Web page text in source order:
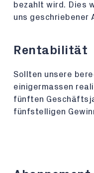
bezahlt wird. Dies
uns geschriebener
Rentabilität
Sollten unsere
einigermassen
fünften
fünfstelligen